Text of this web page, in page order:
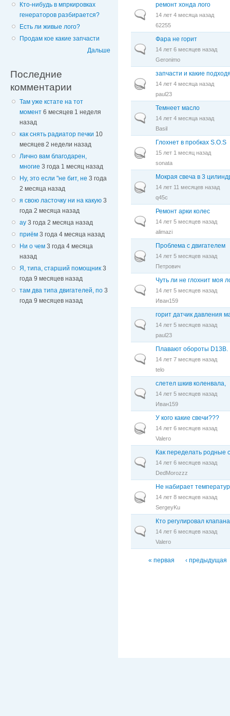
Кто-нибудь в мпркировках
генераторов разбирается?
Есть ли живые лого?
Продам кое какие запчасти
Дальше
Последние
комментарии
Там уже кстате на тот
момент 6 месяцев 1 неделя
назад
как снять радиатор печки 10
месяцев 2 недели назад
Лично вам благодарен,
многие 3 года 1 месяц назад
Ну, это если "не бит, не 3 года
2 месяца назад
я свою ласточку ни на какую 3
года 2 месяца назад
ау 3 года 2 месяца назад
приём 3 года 4 месяца назад
Ни о чем 3 года 4 месяца
назад
Я, типа, старший помощник 3
года 9 месяцев назад
там два типа двигателей, по 3
года 9 месяцев назад
Обычная тема
ремонт хонда лого
14 лет 4 месяца назад
62255
Обычная тема
Фара не горит
14 лет 6 месяцев назад
Geronimo
Горячая тема
запчасти и какие
14 лет 4 месяца назад
paul23
Обычная тема
Темнеет масло
14 лет 4 месяца назад
Basil
Горячая тема
Глохнет в пробках S.O.S
15 лет 1 месяц назад
sonata
Горячая тема
Мокрая свеча в 3
14 лет 11 месяцев назад
q45c
Обычная тема
Ремонт арки колес
14 лет 5 месяцев назад
alimazi
Горячая тема
Проблема с двигателем
14 лет 5 месяцев назад
Петрович
Обычная тема
Чуть ли не глохнит моя
14 лет 5 месяцев назад
Иван159
Обычная тема
горит датчик давления
14 лет 5 месяцев назад
paul23
Обычная тема
Плавают обороты D13B.
14 лет 7 месяцев назад
telo
Обычная тема
слетел шкив коленвала,
14 лет 5 месяцев назад
Иван159
Горячая тема
У кого какие свечи???
14 лет 6 месяцев назад
Valero
Обычная тема
Как переделать родные
14 лет 6 месяцев назад
DedMorozzz
Горячая тема
Не набирает
14 лет 8 месяцев назад
SergeyKu
Обычная тема
Кто регулировал
14 лет 6 месяцев назад
Valero
Страницы
« первая ‹ предыдущая